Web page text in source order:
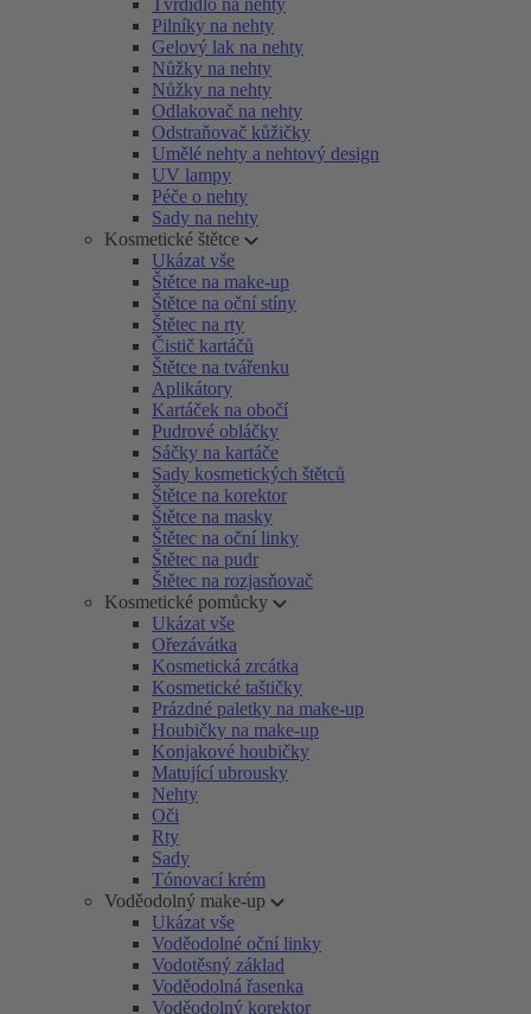
Tvrdidlo na nehty
Pilníky na nehty
Gelový lak na nehty
Nůžky na nehty
Nůžky na nehty
Odlakovač na nehty
Odstraňovač kůžičky
Umělé nehty a nehtový design
UV lampy
Péče o nehty
Sady na nehty
Kosmetické štětce
Ukázat vše
Štětce na make-up
Štětce na oční stíny
Štětec na rty
Čistič kartáčů
Štětce na tvářenku
Aplikátory
Kartáček na obočí
Pudrové obláčky
Sáčky na kartáče
Sady kosmetických štětců
Štětce na korektor
Štětce na masky
Štětec na oční linky
Štětec na pudr
Štětec na rozjasňovač
Kosmetické pomůcky
Ukázat vše
Ořezávátka
Kosmetická zrcátka
Kosmetické taštičky
Prázdné paletky na make-up
Houbičky na make-up
Konjakové houbičky
Matující ubrousky
Nehty
Oči
Rty
Sady
Tónovací krém
Voděodolný make-up
Ukázat vše
Voděodolné oční linky
Vodotěsný základ
Voděodolná řasenka
Voděodolný korektor